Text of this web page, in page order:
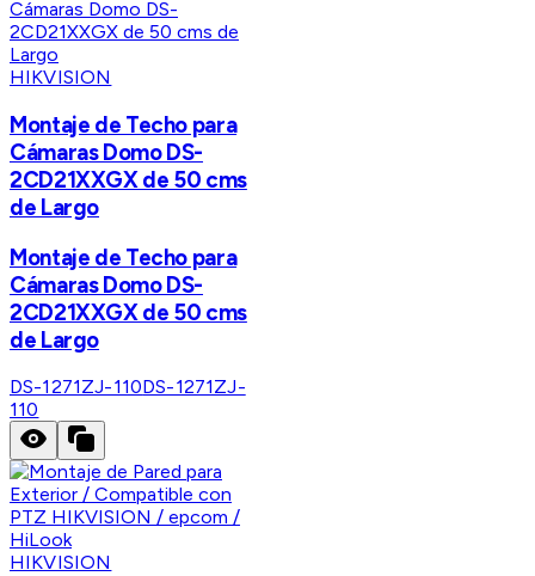
HIKVISION
Montaje de Techo para
Cámaras Domo DS-
2CD21XXGX de 50 cms
de Largo
Montaje de Techo para
Cámaras Domo DS-
2CD21XXGX de 50 cms
de Largo
DS-1271ZJ-110DS-1271ZJ-
110
HIKVISION